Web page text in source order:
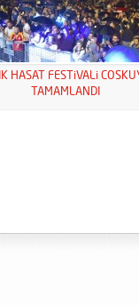
HASAT FESTiVALi
TAMAMLANDI